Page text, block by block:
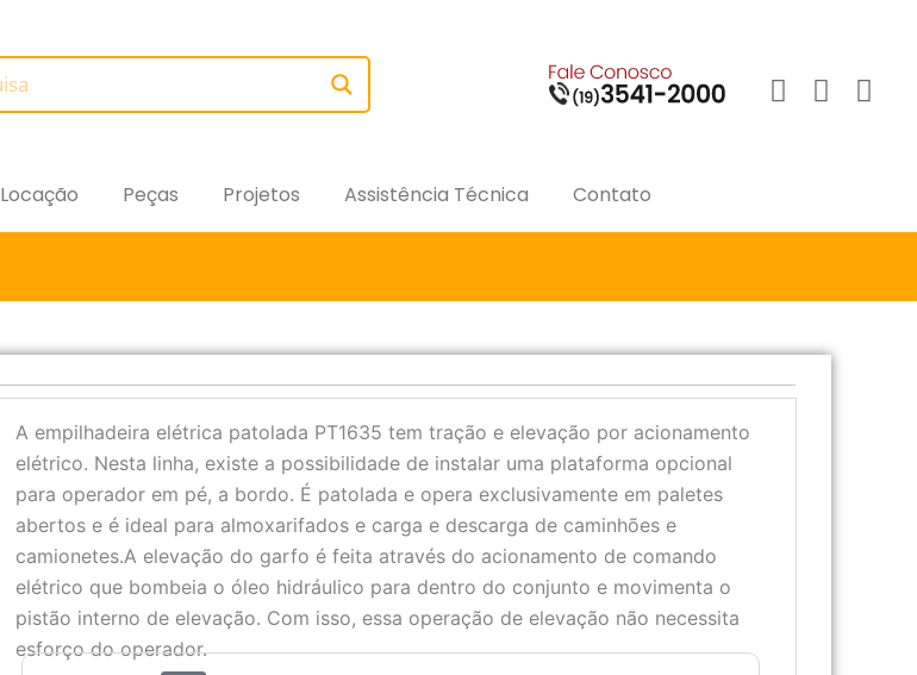
i
n
i
i
n
n
s
r
a
c
o
f
Locação Peças Projetos Assistência Técnica Contato
A empilhadeira elétrica patolada PT1635 tem tração e elevação por acionamento
elétrico. Nesta linha, existe a possibilidade de instalar uma plataforma opcional
para operador em pé, a bordo. É patolada e opera exclusivamente em paletes
abertos e é ideal para almoxarifados e carga e descarga de caminhões e
camionetes.A elevação do garfo é feita através do acionamento de comando
elétrico que bombeia o óleo hidráulico para dentro do conjunto e movimenta o
pistão interno de elevação. Com isso, essa operação de elevação não necessita
esforço do operador.